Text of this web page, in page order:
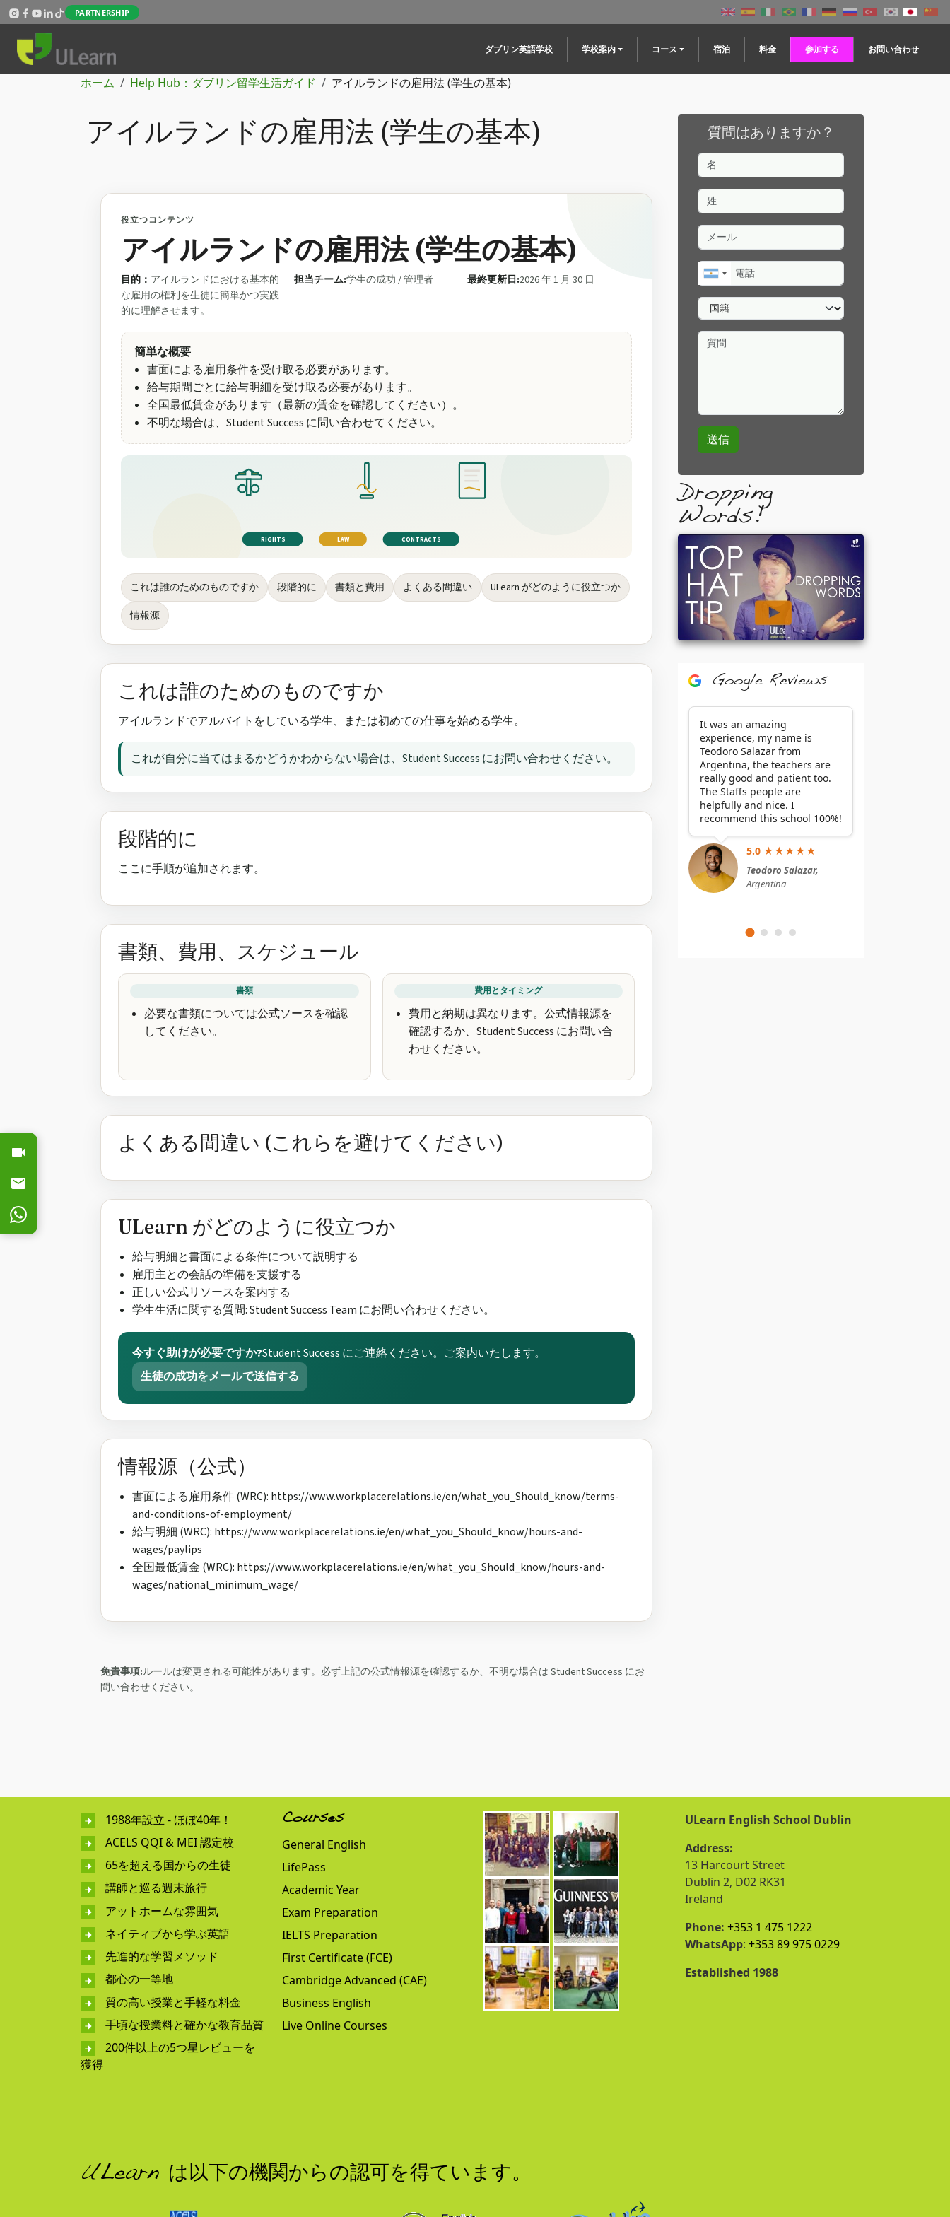
メインコンテンツに移動
PARTNERSHIP
Main navigation
ダブリン英語学校 学校案内 コース 宿泊 料金 参加する お問い合わせ
パンくず
ホーム Help Hub：ダブリン留学生活ガイド アイルランドの雇用法 (学生の基本)
アイルランドの雇用法 (学生の基本)
役立つコンテンツ
アイルランドの雇用法 (学生の基本)
目的： アイルランドにおける基本的
な雇用の権利を生徒に簡単かつ実践
的に理解させます。
担当チーム:学生の成功 / 管理者 最終更新日:2026 年 1 月 30 日
簡単な概要
書面による雇用条件を受け取る必要があります。
給与期間ごとに給与明細を受け取る必要があります。
全国最低賃金があります（最新の賃金を確認してください）。
不明な場合は、Student Success に問い合わせてください。
RIGHTS LAW CONTRACTS
これは誰のためのものですか 段階的に 書類と費用 よくある間違い
ULearn がどのように役立つか
情報源
これは誰のためのものですか
アイルランドでアルバイトをしている学生、または初めての仕事を始める学生。
これが自分に当てはまるかどうかわからない場合は、Student Success にお問い合わせください。
段階的に
ここに手順が追加されます。
書類、費用、スケジュール
書類
必要な書類については公式ソースを確認
してください。
費用とタイミング
費用と納期は異なります。公式情報源を
確認するか、Student Success にお問い合
わせください。
よくある間違い (これらを避けてください)
ULearn がどのように役立つか
給与明細と書面による条件について説明する
雇用主との会話の準備を支援する
正しい公式リソースを案内する
学生生活に関する質問: Student Success Team にお問い合わせください。
今すぐ助けが必要ですか?Student Success にご連絡ください。ご案内いたします。
生徒の成功をメールで送信する
情報源（公式）
書面による雇用条件 (WRC): https://www.workplacerelations.ie/en/what_you_Should_know/terms-
and-conditions-of-employment/
給与明細 (WRC): https://www.workplacerelations.ie/en/what_you_Should_know/hours-and-
wages/paylips
全国最低賃金 (WRC): https://www.workplacerelations.ie/en/what_you_Should_know/hours-and-
wages/national_minimum_wage/
免責事項:ルールは変更される可能性があります。必ず上記の公式情報源を確認するか、不明な場合は Student Success にお
問い合わせください。
質問はありますか？
名
姓
メール
電話
国籍
質問
Dropping
Words!
Google Reviews
It was an amazing
experience, my name is
Teodoro Salazar from
Argentina, the teachers are
really good and patient too.
The Staffs people are
helpfully and nice. I
recommend this school 100%!
5.0 ★★★★★
Teodoro Salazar,
Argentina
1988年設立 - ほぼ40年！
ACELS QQI & MEI 認定校
65を超える国からの生徒
講師と巡る週末旅行
アットホームな雰囲気
ネイティブから学ぶ英語
先進的な学習メソッド
都心の一等地
質の高い授業と手軽な料金
手頃な授業料と確かな教育品質
200件以上の5つ星レビューを
獲得
Courses
General English
LifePass
Academic Year
Exam Preparation
IELTS Preparation
First Certificate (FCE)
Cambridge Advanced (CAE)
Business English
Live Online Courses
ULearn English School Dublin
Address:
13 Harcourt Street
Dublin 2, D02 RK31
Ireland
Phone: +353 1 475 1222
WhatsApp: +353 89 975 0229
Established 1988
ULearn は以下の機関からの認可を得ています。